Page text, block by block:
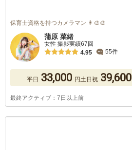
保育士資格を持つカメラマン 👩‍🎨🎨
蒲原 菜緒
女性 撮影実績67回
4.95
55件
平日 33,000 円土日祝 39,600
最終アクティブ：7日以上前